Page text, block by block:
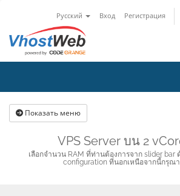
Русский Вход Регистрация
Показать меню
VPS Server บน 2
เลือกจำนวน RAM ที่ท่านต้องการจาก slider bar
configuration ที่นอกเหนือจากนี้กรุณ